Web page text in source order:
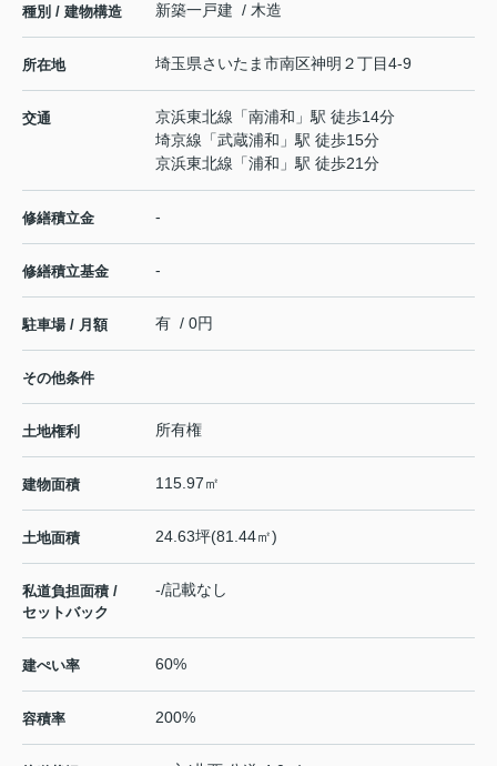
種別 / 建物構造 新築一戸建 / 木造
所在地 埼玉県さいたま市南区神明 ２丁目4-9
交通 京浜東北線 「南浦和 」駅 徒歩14分
埼京線 「武蔵浦和 」駅 徒歩15分
京浜東北線 「浦和 」駅 徒歩21分
修繕積立金 -
修繕積立基金 -
駐車場 / 月額 有 / 0円
その他条件
土地権利 所有権
建物面積 115.97㎡
土地面積 24.63坪(81.44㎡)
私道負担面積 /
セットバック
-/記載なし
建ぺい率 60%
容積率 200%